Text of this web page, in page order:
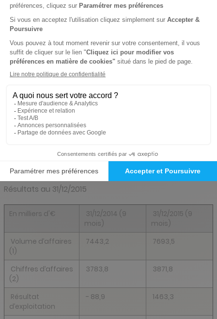
Résultats au 31/03/2016
En milliers d'€ 2014/2015 2015/2016
Variation
en %
Volume
19 047
Chiffres
d’affaires (2)
10 001
Résultat
d’exploitation
1 184
824 1 137
Résultats au 31/12/2015
En milliers d'€
31/12/2014 (9
mois)
31/12/2015 (9
mois)
Volume d’affaires
(1)
7443,2 7693,5
Chiffres d’affaires
(2)
3783,8 3871,8
Résultat
d’exploitation
- 88,9 1463,3